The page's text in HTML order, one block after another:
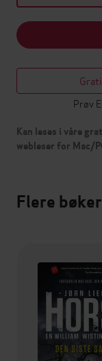
Prøv
Kan leses i våre
webleser for Mac/
Flere